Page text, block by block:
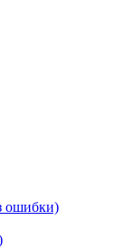
ошибки)